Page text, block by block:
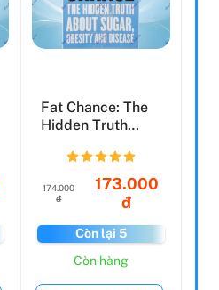
Fat Chance: The
Hidden Truth
Obesity ...
174.000
đ
173.000
đ
Còn lại 5
Còn hàng